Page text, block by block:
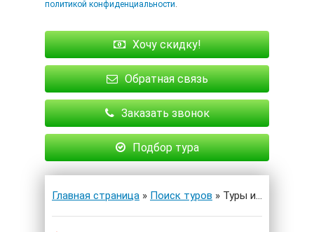
политикой конфиденциальности.
Хочу скидку!
Обратная связь
Заказать звонок
Подбор тура
Главная страница » Поиск туров » Туры из Уфы